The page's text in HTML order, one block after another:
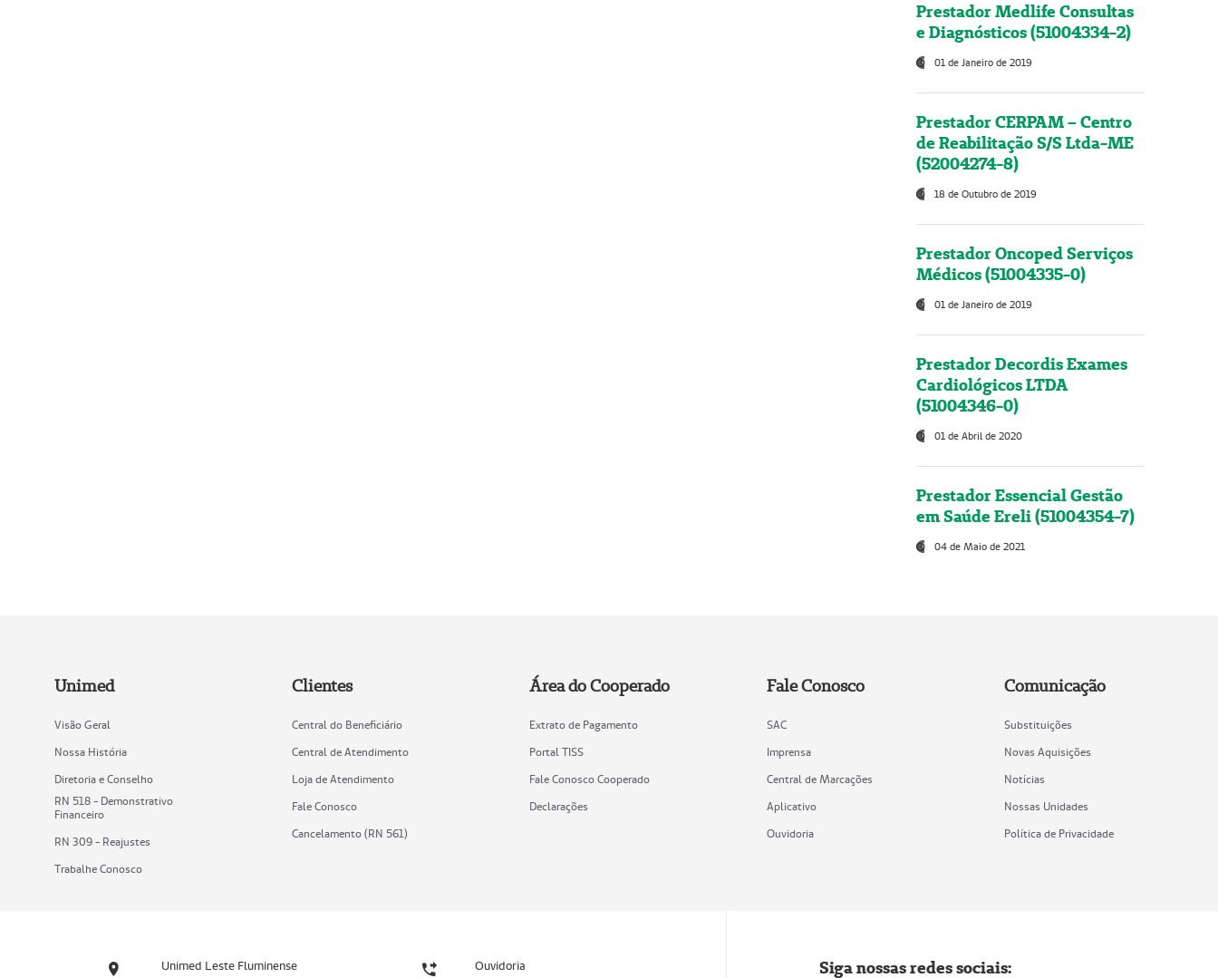
Prestador Medlife Consultas
e Diagnósticos (51004334-2)
01 de Janeiro de 2019
Prestador CERPAM – Centro
de Reabilitação S/S Ltda-ME
(52004274-8)
18 de Outubro de 2019
Prestador Oncoped Serviços
Médicos (51004335-0)
01 de Janeiro de 2019
Prestador Decordis Exames
Cardiológicos LTDA
(51004346-0)
01 de Abril de 2020
Prestador Essencial Gestão
em Saúde Ereli (51004354-7)
04 de Maio de 2021
Unimed
Visão Geral
Nossa História
Diretoria e Conselho
RN 518 - Demonstrativo
Financeiro
RN 309 - Reajustes
Trabalhe Conosco
Clientes
Central do Beneficiário
Central de Atendimento
Loja de Atendimento
Fale Conosco
Cancelamento (RN 561)
Área do Cooperado
Extrato de Pagamento
Portal TISS
Fale Conosco Cooperado
Declarações
Fale Conosco
SAC
Imprensa
Central de Marcações
Aplicativo
Ouvidoria
Comunicação
Substituições
Novas Aquisições
Notícias
Nossas Unidades
Política de Privacidade
Unimed Leste Fluminense Ouvidoria Siga nossas redes sociais: